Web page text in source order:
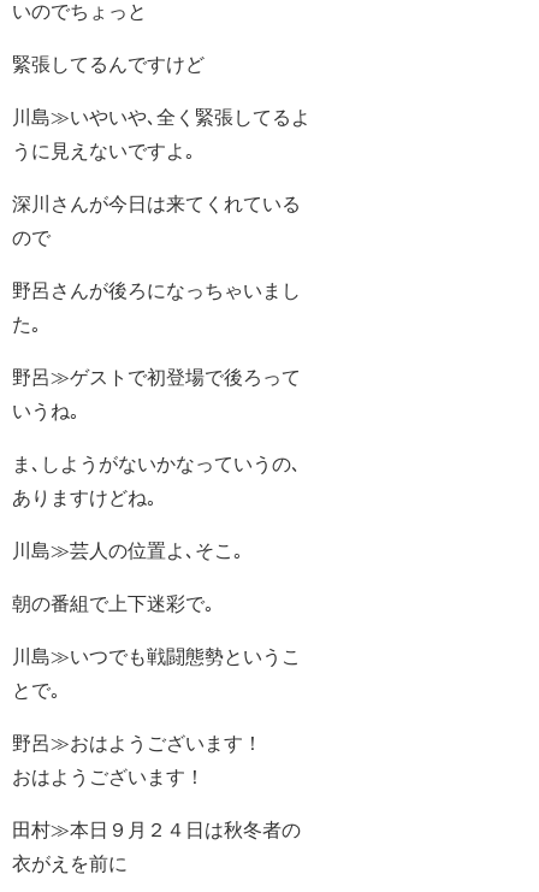
いのでちょっと
緊張してるんですけど
川島≫いやいや､全く緊張してるよ
うに見えないですよ｡
深川さんが今日は来てくれている
ので
野呂さんが後ろになっちゃいまし
た｡
野呂≫ゲストで初登場で後ろって
いうね｡
ま､しようがないかなっていうの､
ありますけどね｡
川島≫芸人の位置よ､そこ｡
朝の番組で上下迷彩で｡
川島≫いつでも戦闘態勢というこ
とで｡
野呂≫おはようございます！
おはようございます！
田村≫本日９月２４日は秋冬者の
衣がえを前に